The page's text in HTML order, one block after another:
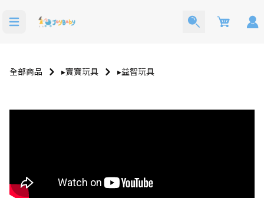
Cart
全部商品 ▸寶寶玩具 ▸益智玩具
玩具 寶寶西裝